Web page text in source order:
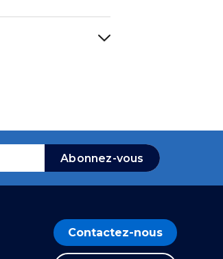
Abonnez-vous
Contactez-nous